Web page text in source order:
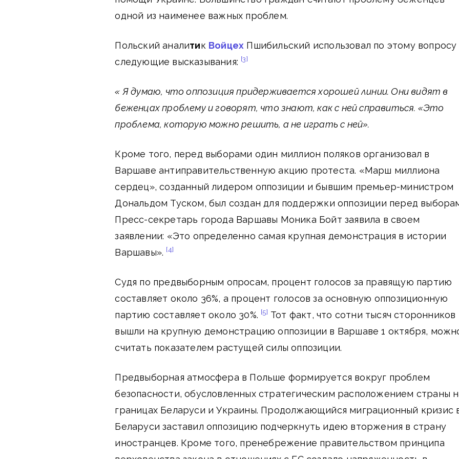
одной из наименее важных проблем.
Польский аналитик Войцех Пшибильский использовал по этому вопросу
следующие высказывания: [3]
« Я думаю, что оппозиция придерживается хорошей линии. Они видят в
беженцах проблему и говорят, что знают, как с ней справиться. «Это
проблема, которую можно решить, а не играть с ней».
Кроме того, перед выборами один миллион поляков организовал в
Варшаве антиправительственную акцию протеста. «Марш миллиона
сердец», созданный лидером оппозиции и бывшим премьер-министром
Дональдом Туском, был создан для поддержки оппозиции перед
Пресс-секретарь города Варшавы Моника Бойт заявила в своем
заявлении: «Это определенно самая крупная демонстрация в истории
Варшавы». [4]
Судя по предвыборным опросам, процент голосов за правящую партию
составляет около 36%, а процент голосов за основную оппозиционную
партию составляет около 30%. [5] Тот факт, что сотни тысяч сторонников
вышли на крупную демонстрацию оппозиции в Варшаве 1 октября,
считать показателем растущей силы оппозиции.
Предвыборная атмосфера в Польше формируется вокруг проблем
безопасности, обусловленных стратегическим расположением страны
границах Беларуси и Украины. Продолжающийся миграционный кризис
Беларуси заставил оппозицию подчеркнуть идею вторжения в страну
иностранцев. Кроме того, пренебрежение правительством принципа